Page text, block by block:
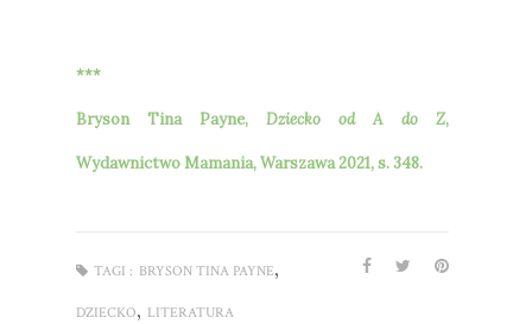
***
Bryson Tina Payne,Dziecko od A do Z,
Wydawnictwo Mamania, Warszawa 2021, s. 348.
TAGI : BRYSON TINA PAYNE,
DZIECKO, LITERATURA